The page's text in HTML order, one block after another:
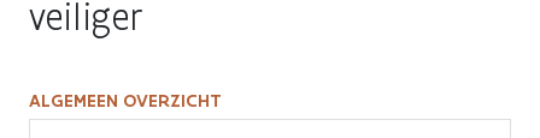
veiliger
Steenweg
ALGEMEEN OVERZICHT